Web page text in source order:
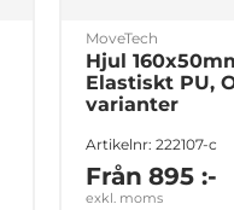
MoveTech
Hjul
Elastiskt PU,
varianter
Artikelnr: 222107-c
Från 895 :-
exkl. moms